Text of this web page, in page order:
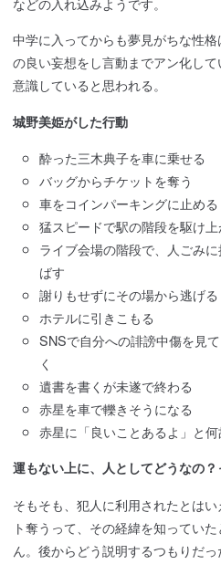
中学に入ってからも夢見がちな性
の良い妄想をし言動までアン化し
意識していると思われる。
城野美姫がした行動
酔った三木典子を車に乗せる
バッグからチケットを奪う
車をコインパーキングに止める
猛スピードで駅の階段を駆け上
ライブ会場の階段で、人ごみ
ばす
謝りもせずにその場から逃げる
ホテルに引きこもる
SNSで自分への誹謗中傷を見
く
遺書を書くが未遂で終わる
赤星を車で轢きそうになる
赤星に「良いことあるよ」と
運もない上に、人としてどうなの？
そもそも、犯人に利用されたとは
ト奪うって、その経緯を知ってい
ん。後からどう説明するつもりだっ